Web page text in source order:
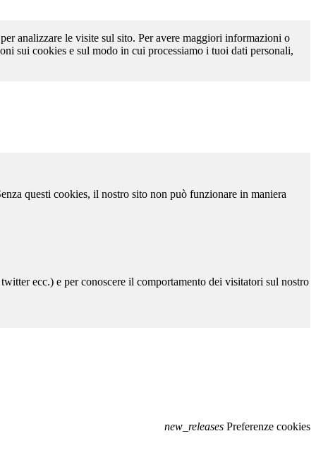
analizzare le visite sul sito. Per avere maggiori informazioni o
sui cookies e sul modo in cui processiamo i tuoi dati personali,
questi cookies, il nostro sito non può funzionare in maniera
ecc.) e per conoscere il comportamento dei visitatori sul nostro
new_releases Preferenze cookies